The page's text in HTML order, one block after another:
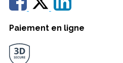
Paiement en ligne